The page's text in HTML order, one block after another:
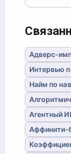
Адверс-
Интервью
Найм по
Агентный
Аффинити-